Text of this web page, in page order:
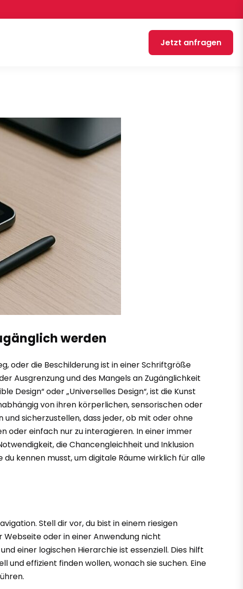
Jetzt anfragen
werden
oder die Beschilderung ist in einer Schriftgröße
Ausgrenzung und des Mangels an Zugänglichkeit
Design“ oder „Universelles Design“, ist die Kunst
von ihren körperlichen, sensorischen oder
sicherzustellen, dass jeder, ob mit oder ohne
oder einfach nur zu interagieren. In einer immer
die Chancengleichheit und Inklusion
kennen musst, um digitale Räume wirklich für alle
Stell dir vor, du bist in einem riesigen
Webseite oder in einer Anwendung nicht
einer logischen Hierarchie ist essenziell. Dies hilft
und effizient finden wollen, wonach sie suchen. Eine